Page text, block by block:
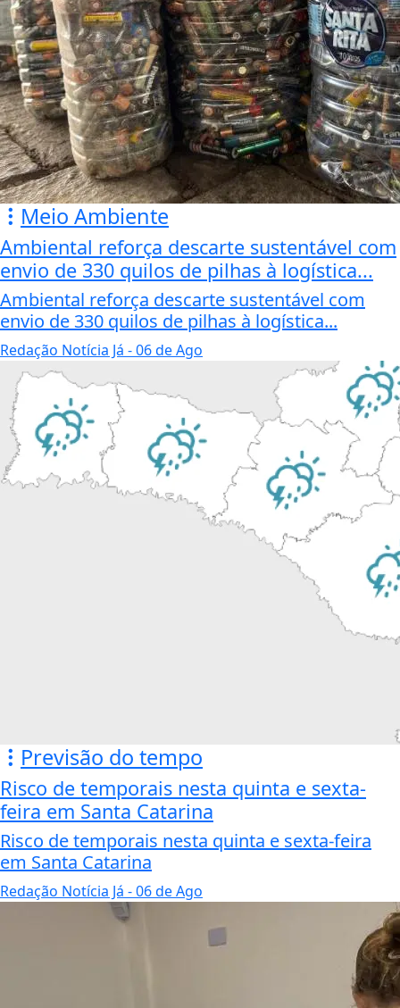
Meio Ambiente
Ambiental reforça descarte sustentável com
envio de 330 quilos de pilhas à logística...
Ambiental reforça descarte sustentável com
envio de 330 quilos de pilhas à logística...
Redação Notícia Já - 06 de Ago
Previsão do tempo
Risco de temporais nesta quinta e sexta-
feira em Santa Catarina
Risco de temporais nesta quinta e sexta-feira
em Santa Catarina
Redação Notícia Já - 06 de Ago